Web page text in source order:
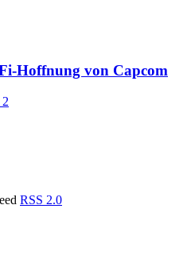
Hoffnung von Capcom
2
RSS 2.0